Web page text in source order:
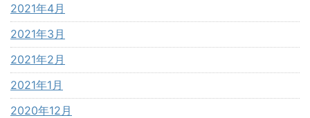
2021年4月
2021年3月
2021年2月
2021年1月
2020年12月